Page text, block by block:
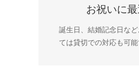
お祝いに
誕生日、結婚記念日な
ては貸切での対応も可能